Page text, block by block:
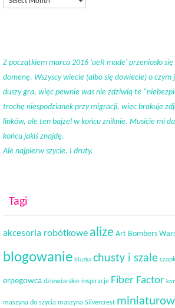
Z początkiem marca 2016 'aeR made' przeniosło
domenę. Wszyscy wiecie (albo się dowiecie) o
duszy gra, więc pewnie was nie zdziwią te
trochę niespodzianek przy migracji, więc brakuje
linków, ale ten bajzel w końcu zniknie. Musicie mi
końcu jakiś znajdę.
Ale najpierw szycie. I druty.
Tagi
akcesoria robótkowe alize Art Bombers
blogowanie bluzka chusty i szale
erpegowca dziewiarskie inspiracje Fiber Factor
maszyna do szycia maszyna Silvercrest